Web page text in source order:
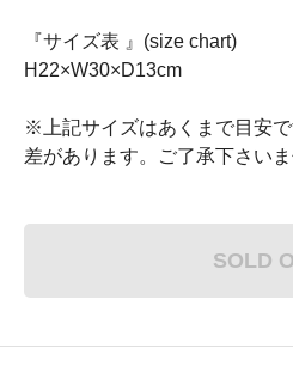
『サイズ表 』(size chart)
H22×W30×D13cm
※上記サイズはあくまで目安
差があります。ご了承下さいま
SOLD